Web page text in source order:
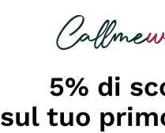
5% di
sul tuo